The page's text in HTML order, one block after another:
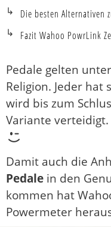
Pedale gelten
Religion. Jeder
wird bis zum
Variante
Damit auch die
Pedale in den
kommen hat
Powermeter
Die besten Alternativen
Fazit Wahoo PowrLink